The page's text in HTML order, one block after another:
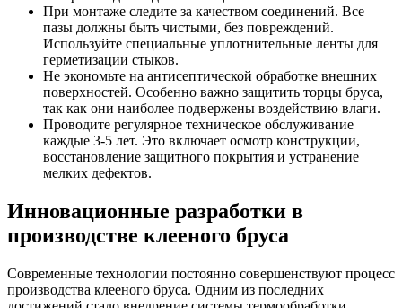
При монтаже следите за качеством соединений. Все
пазы должны быть чистыми, без повреждений.
Используйте специальные уплотнительные ленты для
герметизации стыков.
Не экономьте на антисептической обработке внешних
поверхностей. Особенно важно защитить торцы бруса,
так как они наиболее подвержены воздействию влаги.
Проводите регулярное техническое обслуживание
каждые 3-5 лет. Это включает осмотр конструкции,
восстановление защитного покрытия и устранение
мелких дефектов.
Инновационные разработки в
производстве клееного бруса
Современные технологии постоянно совершенствуют процесс
производства клееного бруса. Одним из последних